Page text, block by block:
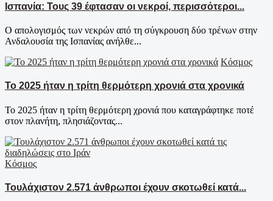
Ισπανία: Τους 39 έφτασαν οι νεκροί, περισσότεροι...
Ο απολογισμός των νεκρών από τη σύγκρουση δύο τρένων στην
Ανδαλουσία της Ισπανίας ανήλθε...
Κόσμος
Το 2025 ήταν η τρίτη θερμότερη χρονιά στα χρονικά
Το 2025 ήταν η τρίτη θερμότερη χρονιά που καταγράφτηκε ποτέ
στον πλανήτη, πλησιάζοντας...
Κόσμος
Τουλάχιστον 2.571 άνθρωποι έχουν σκοτωθεί κατά...